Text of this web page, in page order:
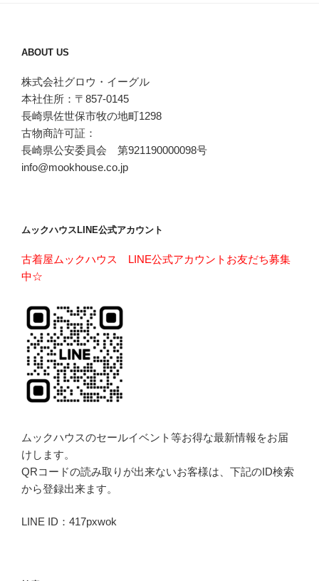
ABOUT US
株式会社グロウ・イーグル
本社住所：〒857-0145
長崎県佐世保市牧の地町1298
古物商許可証：
長崎県公安委員会 第921190000098号
info@mookhouse.co.jp
ムックハウスLINE公式アカウント
古着屋ムックハウス LINE公式アカウントお友だち募集
中☆
ムックハウスのセールイベント等お得な最新情報をお届
けします。
QRコードの読み取りが出来ないお客様は、下記のID検索
から登録出来ます。
LINE ID：417pxwok